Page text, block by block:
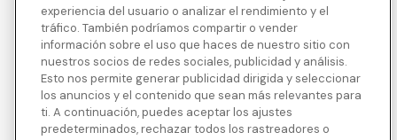
Accesibilidad
Derechos de autor
Política de privacidad
Avisos legales
Términos y condiciones
Divulgaciones de
terceros
Transparencia en la
cobertura
Mapa del sitio
experiencia del usuario o analizar el rendimiento y el
tráfico. También podríamos compartir o vender
información sobre el uso que haces de nuestro sitio con
nuestros socios de redes sociales, publicidad y análisis.
Esto nos permite generar publicidad dirigida y seleccionar
los anuncios y el contenido que sean más relevantes para
ti. A continuación, puedes aceptar los ajustes
predeterminados, rechazar todos los rastreadores o